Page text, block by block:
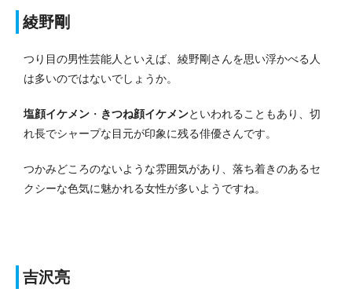
綾野剛
つり目の男性芸能人といえば、綾野剛さんを思い浮かべる人
は多いのではないでしょうか。
塩顔イケメン ・ きつね顔イケメンといわれることもあり、切
れ長でシャープな目元が印象に残る俳優さんです。
つかみどころのないような雰囲気があり、落ち着きのあるセ
クシーな色気に魅かれる女性が多いようですね。
吉沢亮